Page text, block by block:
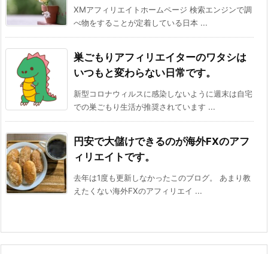
XMアフィリエイトホームページ 検索エンジンで調
べ物をすることが定着している日本 ...
巣ごもりアフィリエイターのワタシは
いつもと変わらない日常です。
新型コロナウィルスに感染しないように週末は自宅
での巣ごもり生活が推奨されています ...
円安で大儲けできるのが海外FXのアフ
ィリエイトです。
去年は1度も更新しなかったこのブログ。 あまり教
えたくない海外FXのアフィリエイ ...